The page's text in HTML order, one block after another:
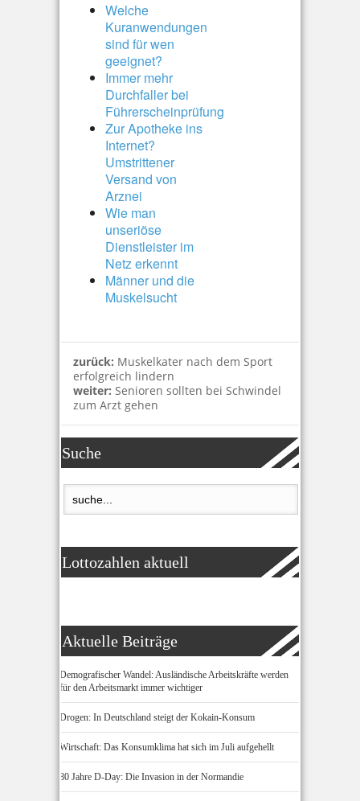
Welche
Kuranwendungen
sind für wen
geeignet?
Immer mehr
Durchfaller bei
Führerscheinprüfung
Zur Apotheke ins
Internet?
Umstrittener
Versand von
Arznei
Wie man
unseriöse
Dienstleister im
Netz erkennt
Männer und die
Muskelsucht
zurück: Muskelkater nach dem Sport
erfolgreich lindern
weiter: Senioren sollten bei Schwindel
zum Arzt gehen
Suche
Lottozahlen aktuell
Aktuelle Beiträge
Demografischer Wandel: Ausländische Arbeitskräfte werden
für den Arbeitsmarkt immer wichtiger
Drogen: In Deutschland steigt der Kokain-Konsum
Wirtschaft: Das Konsumklima hat sich im Juli aufgehellt
80 Jahre D-Day: Die Invasion in der Normandie